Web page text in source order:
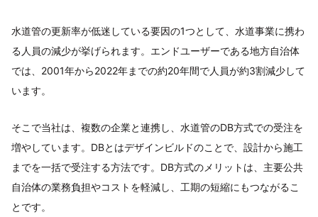
水道管の更新率が低迷している要因の1つとして、水道事業に携わ
る人員の減少が挙げられます。エンドユーザーである地方自治体
では、2001年から2022年までの約20年間で人員が約3割減少して
います。
そこで当社は、複数の企業と連携し、水道管のDB方式での受注を
増やしています。DBとはデザインビルドのことで、設計から施工
までを一括で受注する方法です。DB方式のメリットは、主要公共
自治体の業務負担やコストを軽減し、工期の短縮にもつながるこ
とです。